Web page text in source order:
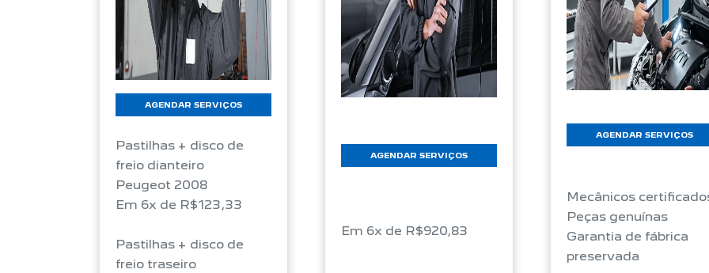
AGENDAR SERVIÇOS
Pastilhas + disco de
freio dianteiro
Peugeot 2008
Em 6x de R$123,33
Pastilhas + disco de
freio traseiro
AGENDAR SERVIÇOS
Em 6x de R$920,83
AGENDAR SERVIÇOS
Mecânicos
Peças genuínas
Garantia de fábrica
preservada